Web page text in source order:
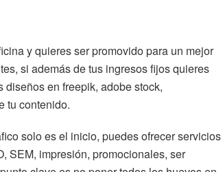
y quieres ser promovido para un mejor
si además de tus ingresos fijos quieres
en freepik, adobe stock,
tu contenido.
solo es el inicio, puedes ofrecer servicios
SEM, impresión, promocionales, ser